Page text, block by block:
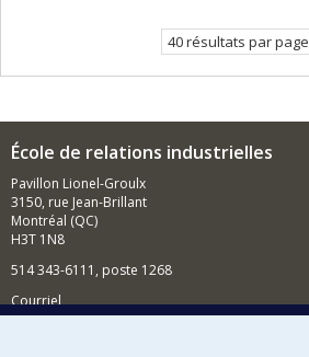
40 résultats par page
École de relations industrielles
Pavillon Lionel-Groulx
3150, rue Jean-Brillant
Montréal (QC)
H3T 1N8
514 343-6111, poste 1268
Courriel